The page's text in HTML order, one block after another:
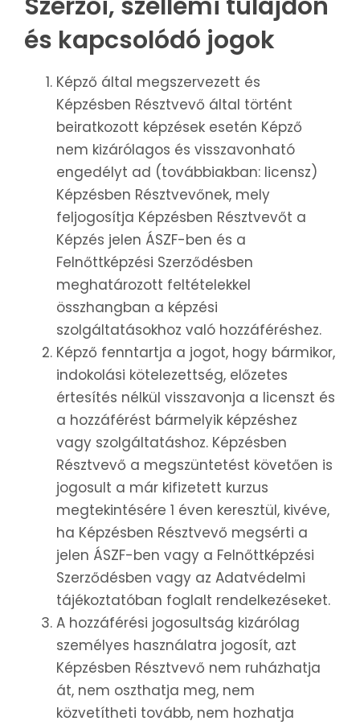
és kapcsolódó jogok
Képző által megszervezett és
Képzésben Résztvevő által történt
beiratkozott képzések esetén Képző
nem kizárólagos és visszavonható
engedélyt ad (továbbiakban: licensz)
Képzésben Résztvevőnek, mely
feljogosítja Képzésben Résztvevőt a
Képzés jelen ÁSZF-ben és a
Felnőttképzési Szerződésben
meghatározott feltételekkel
összhangban a képzési
szolgáltatásokhoz való hozzáféréshez.
Képző fenntartja a jogot, hogy bármikor,
indokolási kötelezettség, előzetes
értesítés nélkül visszavonja a licenszt és
a hozzáférést bármelyik képzéshez
vagy szolgáltatáshoz. Képzésben
Résztvevő a megszüntetést követően is
jogosult a már kifizetett kurzus
megtekintésére 1 éven keresztül, kivéve,
ha Képzésben Résztvevő megsérti a
jelen ÁSZF-ben vagy a Felnőttképzési
Szerződésben vagy az Adatvédelmi
tájékoztatóban foglalt rendelkezéseket.
A hozzáférési jogosultság kizárólag
személyes használatra jogosít, azt
Képzésben Résztvevő nem ruházhatja
át, nem oszthatja meg, nem
közvetítheti tovább, nem hozhatja